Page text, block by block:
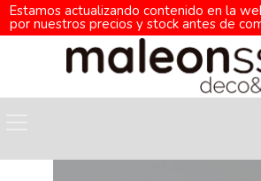
Estamos actualizando contenido en la
por nuestros precios y stock antes de